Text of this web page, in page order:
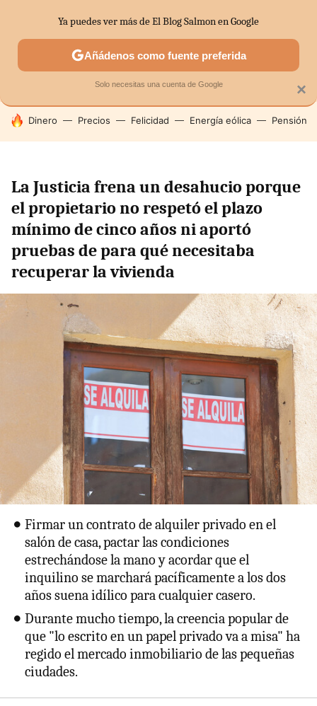
SECTORES ECONOMÍA DOMÉSTICA MERCADOS
HOY SE HABLA DE
Dinero Precios Felicidad Energía eólica Pensión
La Justicia frena un desahucio porque
el propietario no respetó el plazo
mínimo de cinco años ni aportó
pruebas de para qué necesitaba
recuperar la vivienda
Firmar un contrato de alquiler privado en el
salón de casa, pactar las condiciones
estrechándose la mano y acordar que el
inquilino se marchará pacíficamente a los dos
años suena idílico para cualquier casero.
Durante mucho tiempo, la creencia popular de
que "lo escrito en un papel privado va a misa" ha
regido el mercado inmobiliario de las pequeñas
ciudades.
×
Ya puedes ver más de El Blog Salmon en Google
Añádenos como fuente preferida
Solo necesitas una cuenta de Google